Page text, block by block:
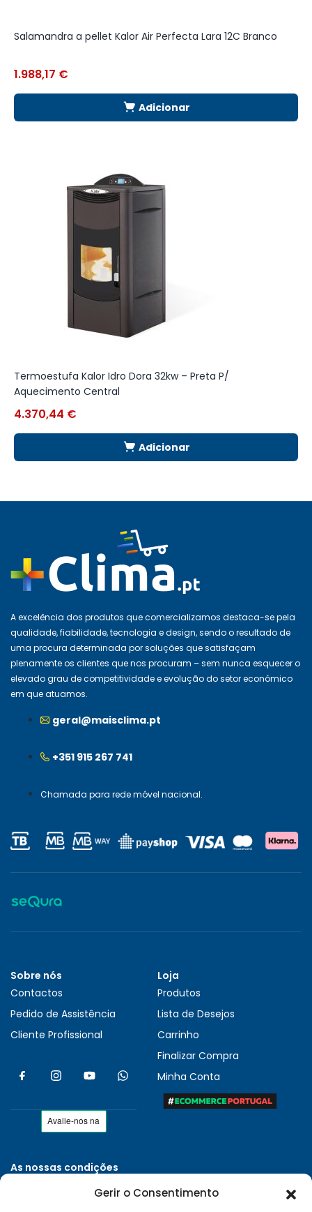
Gerir o Consentimento
Salamandra a pellet Kalor Air Perfecta Lara 12C Branco
1.988,17 €
Adicionar
Termoestufa Kalor Idro Dora 32kw – Preta P/
Aquecimento Central
4.370,44 €
Adicionar
A excelência dos produtos que comercializamos destaca-se pela
qualidade, fiabilidade, tecnologia e design, sendo o resultado de
uma procura determinada por soluções que satisfaçam
plenamente os clientes que nos procuram – sem nunca esquecer o
elevado grau de competitividade e evolução do setor económico
em que atuamos.
geral@maisclima.pt
+351 915 267 741
Chamada para rede móvel nacional.
Sobre nós
Contactos
Pedido de Assistência
Cliente Profissional
Loja
Produtos
Lista de Desejos
Carrinho
Finalizar Compra
Minha Conta
As nossas condições
Políticas de Privacidade